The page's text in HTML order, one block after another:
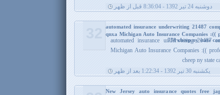
دوشنبه 24 تیر 1392 - 8:36:04 قبل از ظهر
automated insurance underwriting 21487
qnxa Michigan Auto Insurance Companies :((
778 cheep ny state
automated insurance underwriting 21487
Michigan Auto Insurance Companies :((
cheep ny state
يکشنبه 30 تیر 1392 - 1:22:34 بعد از ظهر
New Jersey auto insurance quotes free